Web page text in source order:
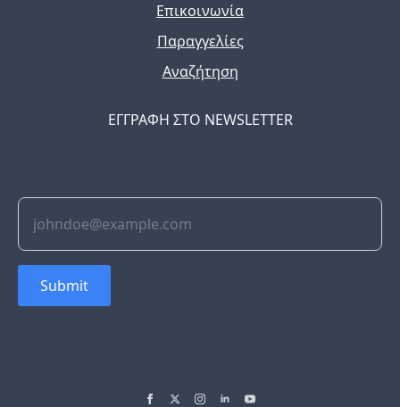
Επικοινωνία
Παραγγελίες
Αναζήτηση
ΕΓΓΡΑΦΗ ΣΤΟ NEWSLETTER
Submit